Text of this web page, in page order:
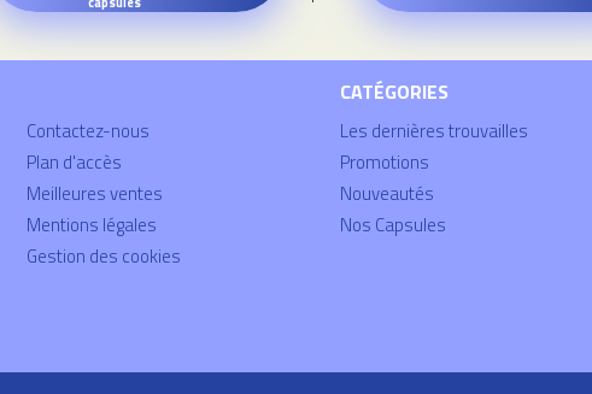
Contactez-nous
Plan d'accès
Meilleures ventes
Mentions légales
Gestion des cookies
CATÉGORIES
Les dernières trouvailles
Promotions
Nouveautés
Nos Capsules